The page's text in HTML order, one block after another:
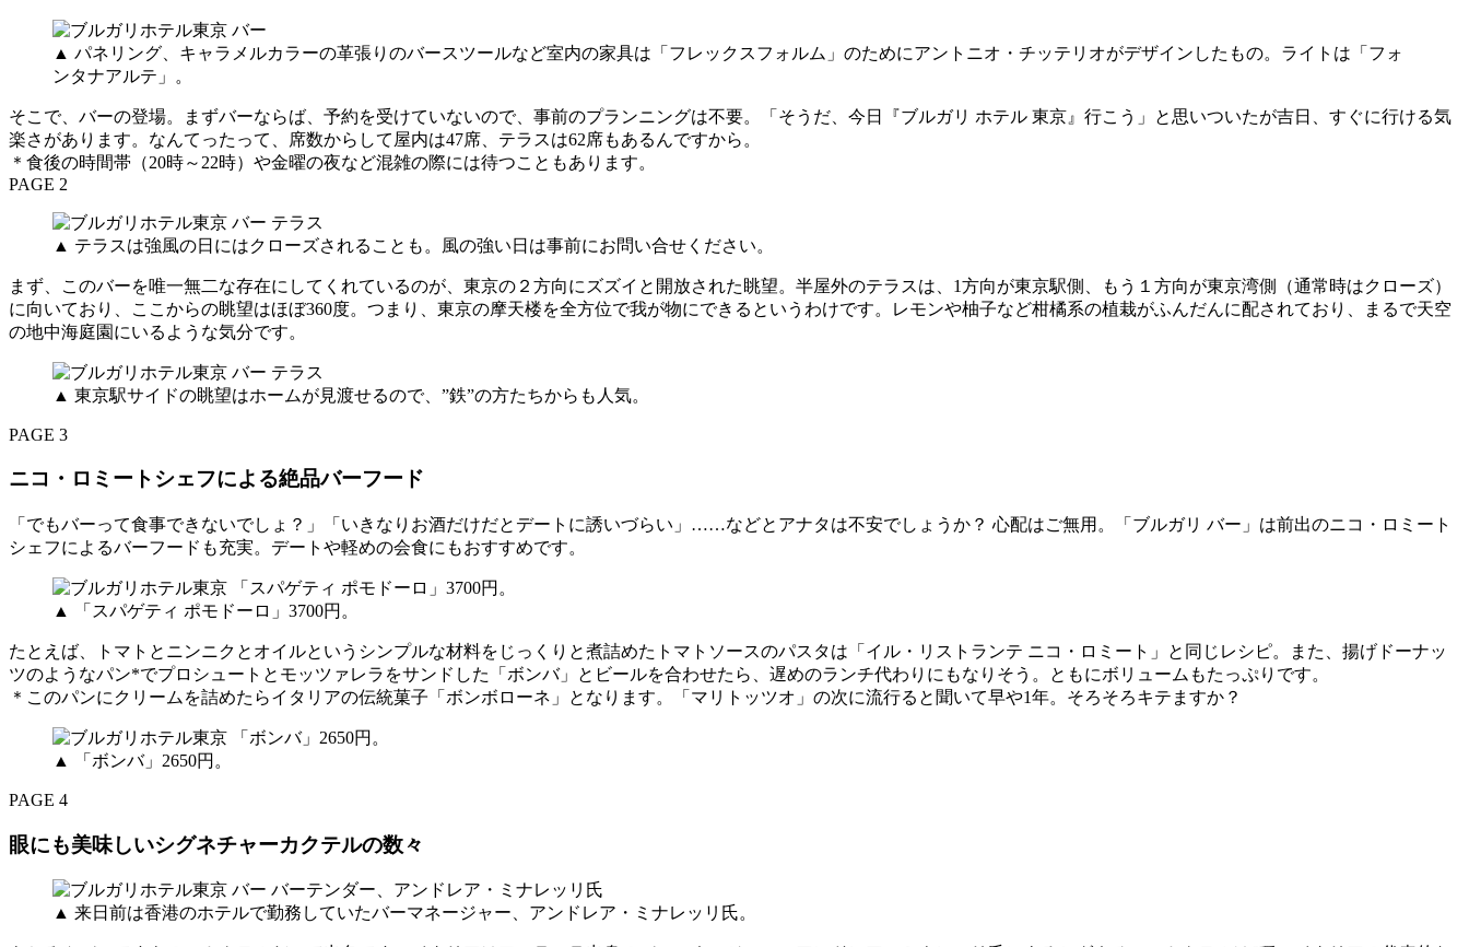
▲ パネリング、キャラメルカラーの革張りのバースツールなど室内の家具は「フレックスフォルム」のためにアントニオ・チッテリオがデザインしたもの。ライトは「フォ
ンタナアルテ」。
そこで、バーの登場。まずバーならば、予約を受けていないので、事前のプランニングは不要。「そうだ、今日『ブルガリ ホテル 東京』行こう」と思いついたが吉日、すぐに行ける気
楽さがあります。なんてったって、席数からして屋内は47席、テラスは62席もあるんですから。
＊食後の時間帯（20時～22時）や金曜の夜など混雑の際には待つこともあります。
PAGE 2
▲ テラスは強風の日にはクローズされることも。風の強い日は事前にお問い合せください。
まず、このバーを唯一無二な存在にしてくれているのが、東京の２方向にズズイと開放された眺望。半屋外のテラスは、1方向が東京駅側、もう１方向が東京湾側（通常時はクローズ）
に向いており、ここからの眺望はほぼ360度。つまり、東京の摩天楼を全方位で我が物にできるというわけです。レモンや柚子など柑橘系の植栽がふんだんに配されており、まるで天空
の地中海庭園にいるような気分です。
▲ 東京駅サイドの眺望はホームが見渡せるので、”鉄”の方たちからも人気。
PAGE 3
ニコ・ロミートシェフによる絶品バーフード
「でもバーって食事できないでしょ？」「いきなりお酒だけだとデートに誘いづらい」……などとアナタは不安でしょうか？ 心配はご無用。「ブルガリ バー」は前出のニコ・ロミート
シェフによるバーフードも充実。デートや軽めの会食にもおすすめです。
▲ 「スパゲティ ポモドーロ」3700円。
たとえば、トマトとニンニクとオイルというシンプルな材料をじっくりと煮詰めたトマトソースのパスタは「イル・リストランテ ニコ・ロミート」と同じレシピ。また、揚げドーナッ
ツのようなパン*でプロシュートとモッツァレラをサンドした「ボンバ」とビールを合わせたら、遅めのランチ代わりにもなりそう。ともにボリュームもたっぷりです。
＊このパンにクリームを詰めたらイタリアの伝統菓子「ボンボローネ」となります。「マリトッツオ」の次に流行ると聞いて早や1年。そろそろキテますか？
▲ 「ボンバ」2650円。
PAGE 4
眼にも美味しいシグネチャーカクテルの数々
▲ 来日前は香港のホテルで勤務していたバーマネージャー、アンドレア・ミナレッリ氏。